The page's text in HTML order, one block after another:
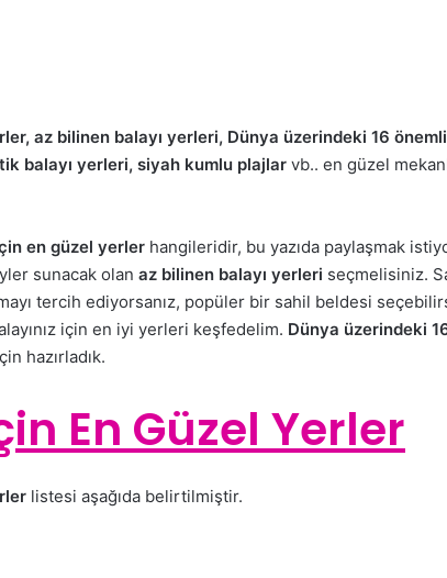
az bilinen balayı yerleri, Dünya üzerindeki 16
balayı yerleri, siyah kumlu plajlar vb.. en güzel
en güzel yerler hangileridir, bu yazıda paylaşmak
sunacak olan az bilinen balayı yerleri seçmelisiniz.
tercih ediyorsanız, popüler bir sahil beldesi
için en iyi yerleri keşfedelim. Dünya üzerindeki
hazırladık.
En Güzel Yerler
listesi aşağıda belirtilmiştir.